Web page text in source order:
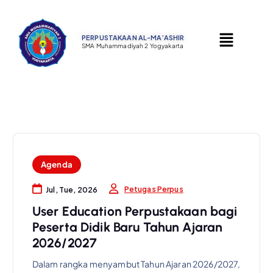
PERPUSTAKAAN AL-MA’ASHIR ​
SMA Muhammadiyah 2 Yogyakarta
Agenda
Jul, Tue, 2026 Petugas Perpus
User Education Perpustakaan bagi
Peserta Didik Baru Tahun Ajaran
2026/2027
Dalam rangka menyambut Tahun Ajaran 2026/2027,